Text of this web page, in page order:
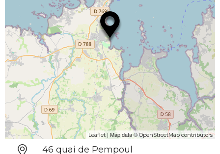
Leaflet | Map data © OpenStreetMap contributors
46 quai de Pempoul